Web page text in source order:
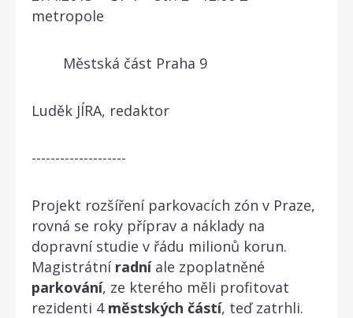
metropole
Městská část Praha 9
Luděk JÍRA, redaktor
--------------------
Projekt rozšíření parkovacích zón v Praze,
rovná se roky příprav a náklady na
dopravní studie v řádu milionů korun.
Magistrátní radníale zpoplatněné
parkování, ze kterého měli profitovat
rezidenti 4 městských částí, teď zatrhli.